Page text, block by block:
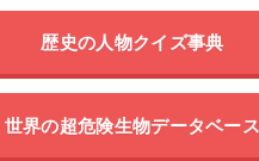
歴史の人物クイズ事典
世界の超危険生物データベース